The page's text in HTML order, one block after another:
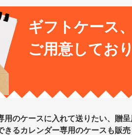
ギフトケース、
ご用意してお
用のケースに入れて送りたい、贈
きるカレンダー専用のケースも販売